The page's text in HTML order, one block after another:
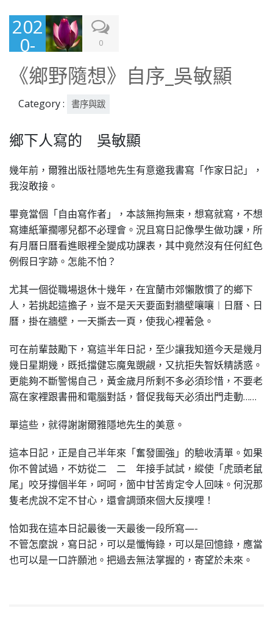
202
0-
01-
30
0
《鄉野隨想》自序_吳敏顯
Category : 書序與跋
鄉下人寫的 吳敏顯
幾年前，爾雅出版社隱地先生有意邀我書寫「作家日記」，
我沒敢接。
畢竟當個「自由寫作者」，本該無拘無束，想寫就寫，不想
寫連紙筆擱哪兒都不必理會。況且寫日記像學生做功課，所
有月曆日曆看進眼裡全變成功課表，其中竟然沒有任何紅色
例假日字跡。怎能不怕？
尤其一個從職場退休十幾年，在宜蘭市郊懶散慣了的鄉下
人，若挑起這擔子，豈不是天天要面對牆壁嚷嚷︱日曆、日
曆，掛在牆壁，一天撕去一頁，使我心裡著急。
可在前輩鼓勵下，寫這半年日記，至少讓我知道今天是幾月
幾日星期幾，既抵擋健忘魔鬼覬覦，又抗拒失智妖精誘惑。
更能夠不斷警惕自己，黃金歲月所剩不多必須珍惜，不要老
窩在家裡跟書冊和電腦對話，督促我每天必須出門走動……
單這些，就得謝謝爾雅隱地先生的美意。
這本日記，正是自己半年來「奮發圖強」的驗收清單。如果
你不曾試過，不妨從二 二 年接手試試，縱使「虎頭老鼠
尾」咬牙撐個半年，呵呵，箇中甘苦肯定令人回味。何況那
隻老虎說不定不甘心，還會調頭來個大反撲哩！
恰如我在這本日記最後一天最後一段所寫—-
不管怎麼說，寫日記，可以是懺悔錄，可以是回憶錄，應當
也可以是一口許願池。把過去無法掌握的，寄望於未來。